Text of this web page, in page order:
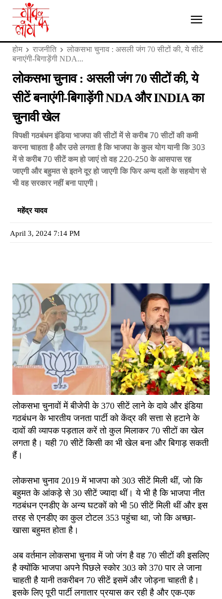
होम राजनीति
लोकसभा चुनाव : असली जंग 70 सीटों की, ये सीटें
बनाएंगी-बिगाड़ेंगी NDA...
लोकसभा चुनाव : असली जंग 70 सीटों की, ये
सीटें बनाएंगी-बिगाड़ेंगी NDA और INDIA का
चुनावी खेल
विपक्षी गठबंधन इंडिया भाजपा की सीटों में से करीब 70 सीटों की कमी
करना चाहता है और उसे लगता है कि भाजपा के कुल योग यानी कि 303
में से करीब 70 सीटें कम हो जाएं तो वह 220-250 के आसपास रह
जाएगी और बहुमत से इतने दूर हो जाएगी कि फिर अन्य दलों के सहयोग से
भी वह सरकार नहीं बना पाएगी।
महेंद्र यादव
April 3, 2024 7:14 PM
लोकसभा चुनावों में बीजेपी के 370 सीटें लाने के दावे और इंडिया
गठबंधन के भारतीय जनता पार्टी को केंद्र की सत्ता से हटाने के
दावों की व्यापक पड़ताल करें तो कुल मिलाकर 70 सीटों का खेल
लगता है। यही 70 सीटें किसी का भी खेल बना और बिगाड़ सकती
हैं।
लोकसभा चुनाव 2019 में भाजपा को 303 सीटें मिली थीं, जो कि
बहुमत के आंकड़े से 30 सीटें ज्यादा थीं। ये भी है कि भाजपा नीत
गठबंधन एनडीए के अन्य घटकों को भी 50 सीटें मिली थीं और इस
तरह से एनडीए का कुल टोटल 353 पहुंचा था, जो कि अच्छा-
खासा बहुमत होता है।
अब वर्तमान लोकसभा चुनाव में जो जंग है वह 70 सीटों की इसलिए
है क्योंकि भाजपा अपने पिछले स्कोर 303 को 370 पार ले जाना
चाहती है यानी तकरीबन 70 सीटें इसमें और जोड़ना चाहती है।
इसके लिए पूरी पार्टी लगातार प्रयास कर रही है और एक-एक